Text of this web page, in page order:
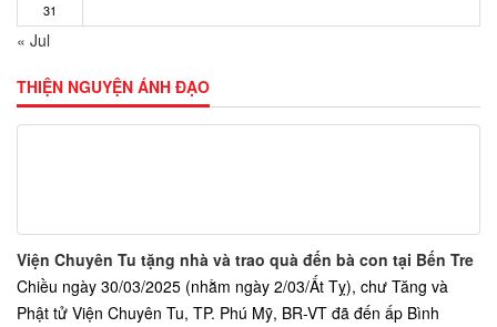
31
« Jul
THIỆN NGUYỆN ÁNH ĐẠO
Viện Chuyên Tu tặng nhà và trao quà đến bà con tại Bến Tre
Chiều ngày 30/03/2025 (nhằm ngày 2/03/Ất Tỵ), chư Tăng và
Phật tử Viện Chuyên Tu, TP. Phú Mỹ, BR-VT đã đến ấp Bình